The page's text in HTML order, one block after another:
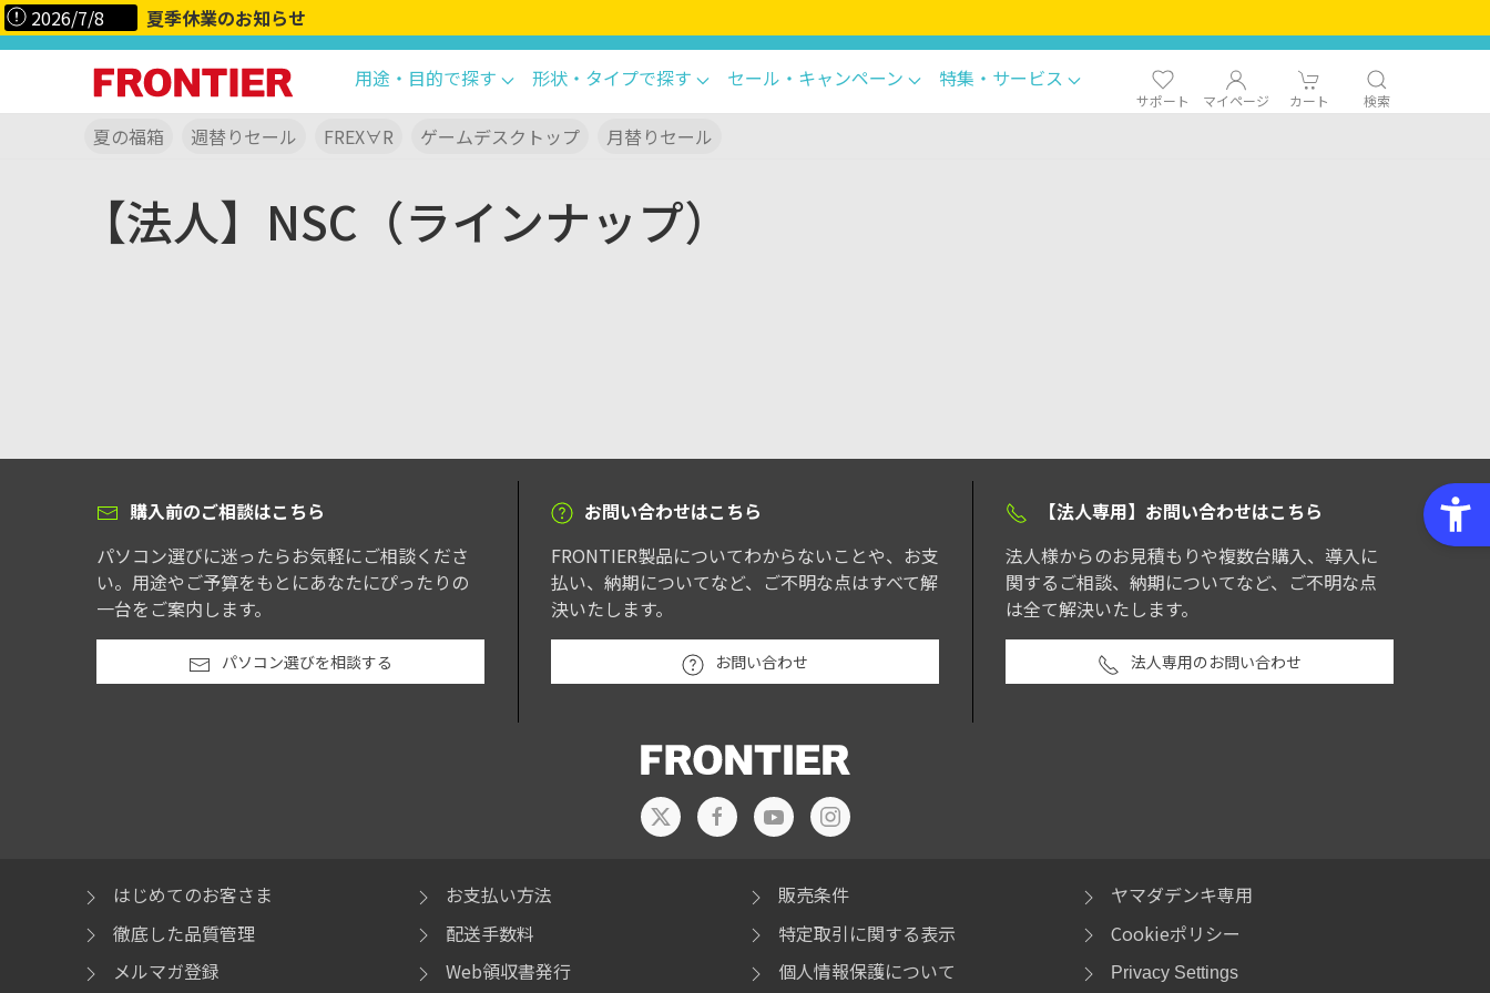
2026/7/8 夏季休業のお知らせ
サポート マイページ カート 検索
用途・目的で探す 形状・タイプで探す セール・キャンペーン 特集・サービス
夏の福箱 週替りセール FREX∀R ゲームデスクトップ 月替りセール
【法人】NSC（ラインナップ）
購入前のご相談はこちら
パソコン選びに迷ったらお気軽にご相談くださ
い。用途やご予算をもとにあなたにぴったりの
一台をご案内します。
パソコン選びを相談する
お問い合わせはこちら
FRONTIER製品についてわからないことや、お支
払い、納期についてなど、ご不明な点はすべて解
決いたします。
お問い合わせ
【法人専用】お問い合わせはこちら
法人様からのお見積もりや複数台購入、導入に
関するご相談、納期についてなど、ご不明な点
は全て解決いたします。
法人専用のお問い合わせ
はじめてのお客さま
徹底した品質管理
メルマガ登録
お支払い方法
配送手数料
Web領収書発行
販売条件
特定取引に関する表示
個人情報保護について
ヤマダデンキ専用
Cookieポリシー
Privacy Settings